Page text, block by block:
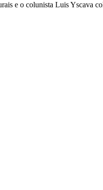
e o colunista Luis Yscava